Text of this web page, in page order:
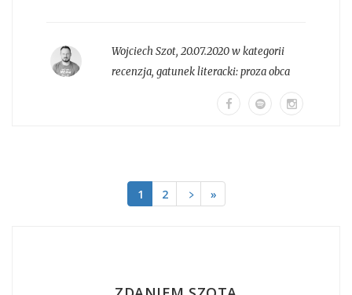
Wojciech Szot, 20.07.2020 w kategorii
recenzja, gatunek literacki:proza obca
1 2 ﹥ »